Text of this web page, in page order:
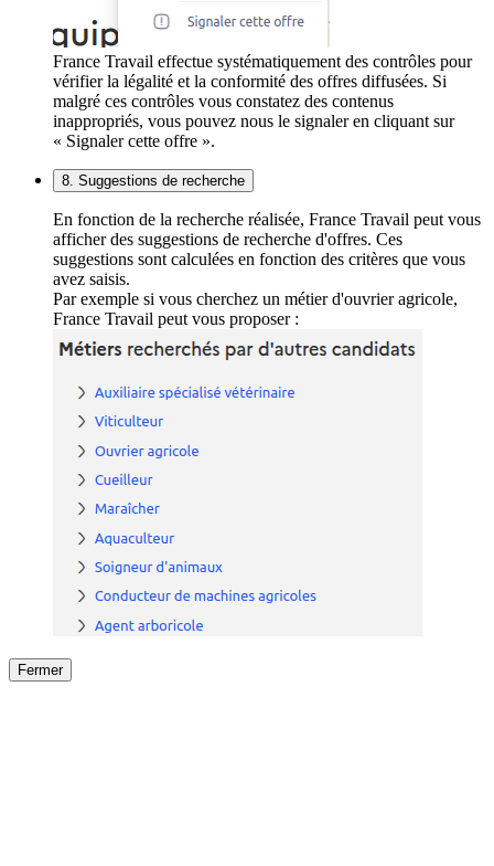
France Travail effectue systématiquement des contrôles pour
vérifier la légalité et la conformité des offres diffusées. Si
malgré ces contrôles vous constatez des contenus
inappropriés, vous pouvez nous le signaler en cliquant sur
« Signaler cette offre ».
8. Suggestions de recherche
En fonction de la recherche réalisée, France Travail peut vous
afficher des suggestions de recherche d'offres. Ces
suggestions sont calculées en fonction des critères que vous
avez saisis.
Par exemple si vous cherchez un métier d'ouvrier agricole,
France Travail peut vous proposer :
Fermer